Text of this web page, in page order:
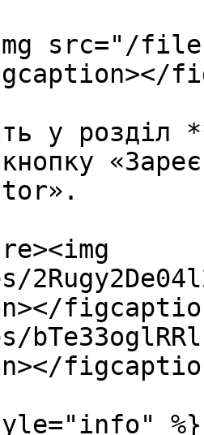
src="/files/
у
%}